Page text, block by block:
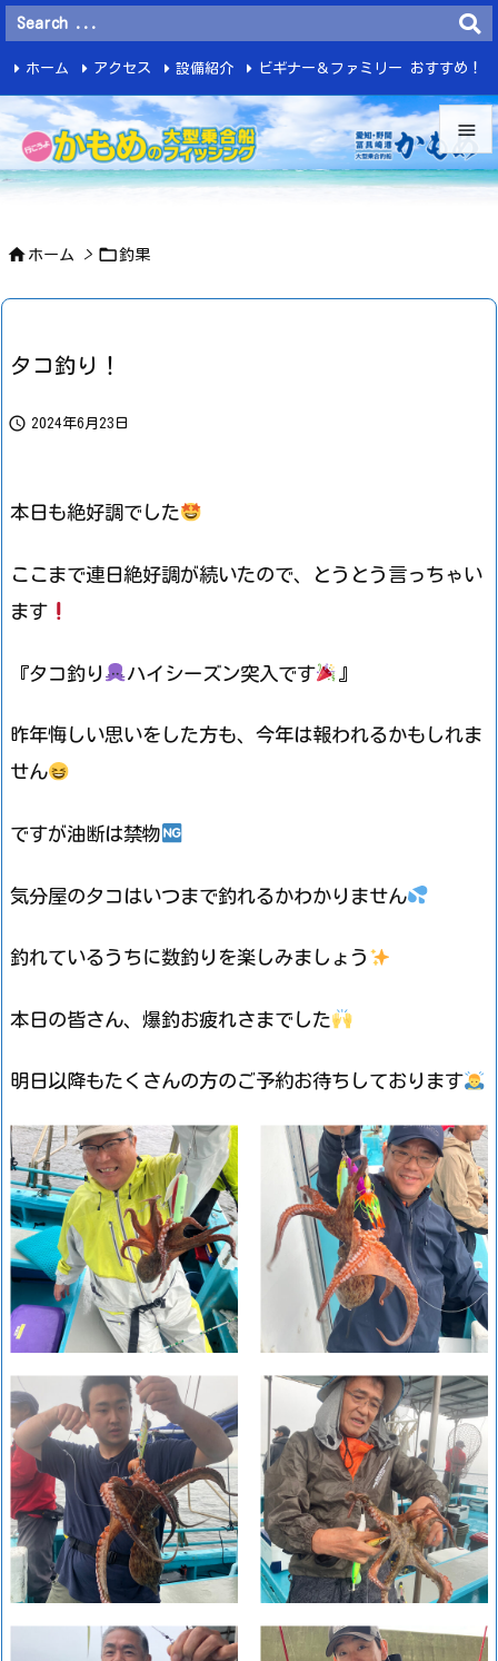


ホーム アクセス 設備紹介 ビギナー＆ファミリー おすすめ！
釣 果
 ホーム > 釣果
タコ釣り！
 2024年6月23日
本日も絶好調でした
ここまで連日絶好調が続いたので、とうとう言っちゃい
ます
『タコ釣り ハイシーズン突入です 』
昨年悔しい思いをした方も、今年は報われるかもしれま
せん
ですが油断は禁物
気分屋のタコはいつまで釣れるかわかりません
釣れているうちに数釣りを楽しみましょう
本日の皆さん、爆釣お疲れさまでした
明日以降もたくさんの方のご予約お待ちしております